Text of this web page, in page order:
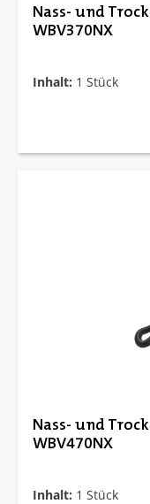
Nass- und
WBV370NX
Inhalt: 1 Stück
Nass- und
WBV470NX
Inhalt: 1 Stück